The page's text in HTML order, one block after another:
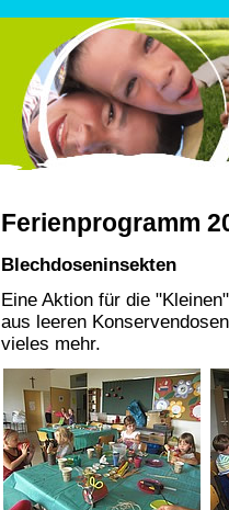
Ferienprogramm
Blechdoseninsekten
Eine Aktion für die
aus leeren
vieles mehr.